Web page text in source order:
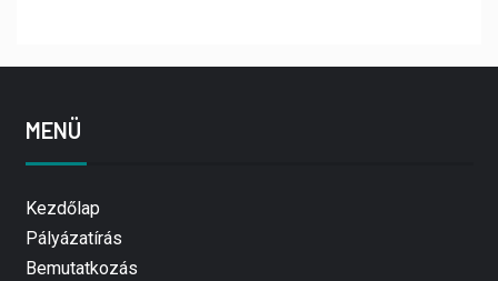
MENÜ
Kezdőlap
Pályázatírás
Bemutatkozás